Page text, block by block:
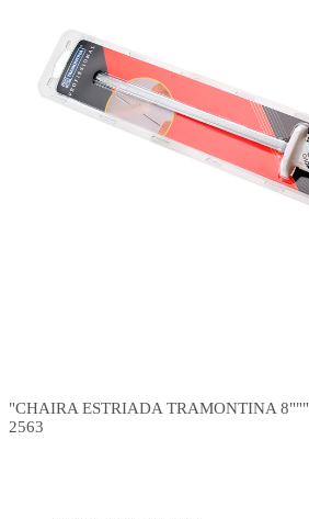
"CHAIRA ESTRIADA TRAMONTINA 8"""
2563